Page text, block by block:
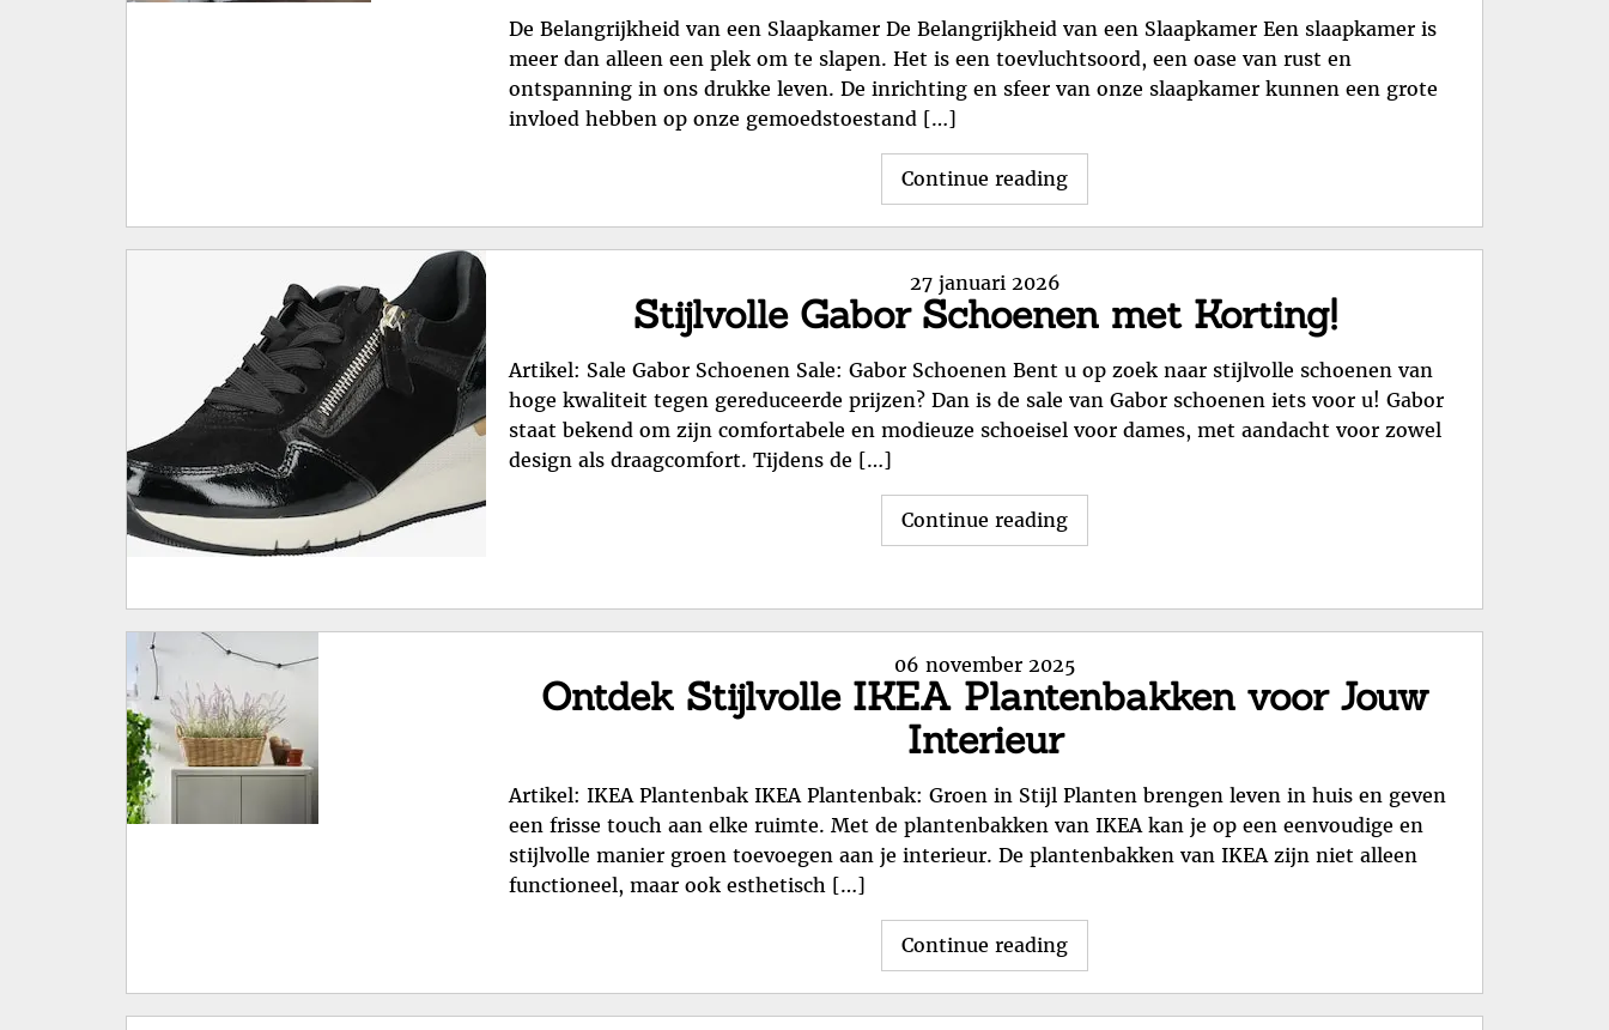
Buitendecoratie"
De Belangrijkheid van een Slaapkamer De Belangrijkheid van een Slaapkamer Een slaapkamer is
meer dan alleen een plek om te slapen. Het is een toevluchtsoord, een oase van rust en
ontspanning in ons drukke leven. De inrichting en sfeer van onze slaapkamer kunnen een grote
invloed hebben op onze gemoedstoestand […]
Continue reading"Creëer
een
Tips
het
Inrichten
Posted
on
27 januari 2026
Stijlvolle Gabor Schoenen met Korting!
Artikel: Sale Gabor Schoenen Sale: Gabor Schoenen Bent u op zoek naar stijlvolle schoenen van
hoge kwaliteit tegen gereduceerde prijzen? Dan is de sale van Gabor schoenen iets voor u! Gabor
staat bekend om zijn comfortabele en modieuze schoeisel voor dames, met aandacht voor zowel
design als draagcomfort. Tijdens de […]
Continue reading"Stijlvolle
Gabor
met
Korting!"
Posted
on
06 november 2025
Ontdek Stijlvolle IKEA Plantenbakken voor Jouw
Interieur
Artikel: IKEA Plantenbak IKEA Plantenbak: Groen in Stijl Planten brengen leven in huis en geven
een frisse touch aan elke ruimte. Met de plantenbakken van IKEA kan je op een eenvoudige en
stijlvolle manier groen toevoegen aan je interieur. De plantenbakken van IKEA zijn niet alleen
functioneel, maar ook esthetisch […]
Continue reading"Ontdek
Stijlvolle